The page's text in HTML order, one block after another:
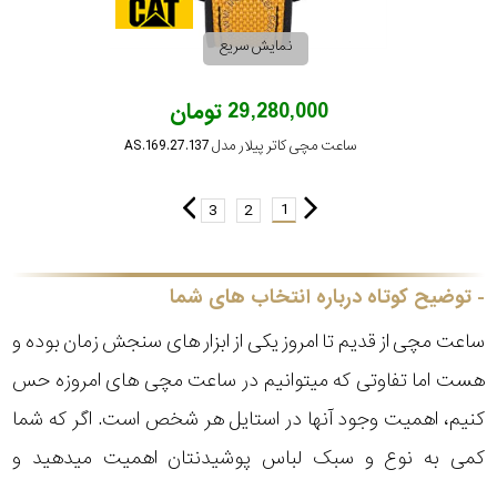
نمایش سریع
29,280,000 تومان
ساعت مچی کاتر پیلار مدل AS.169.27.137
1
2
3
توضیح کوتاه درباره انتخاب های شما
ساعت مچی از قدیم تا امروز یکی از ابزار های سنجش زمان بوده و
هست اما تفاوتی که میتوانیم در ساعت مچی های امروزه حس
کنیم، اهمیت وجود آنها در استایل هر شخص است. اگر که شما
کمی به نوع و سبک لباس پوشیدنتان اهمیت میدهید و